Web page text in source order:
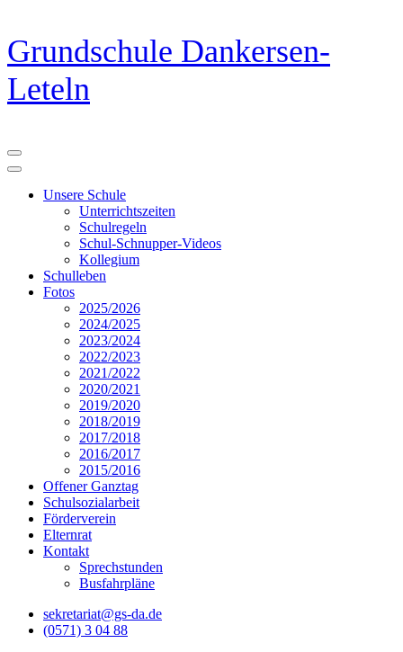
Zum
Inhalt
springen
(Eingabetaste
drücken)
Grundschule Dankersen-
Leteln
Unsere Schule
Unterrichtszeiten
Schulregeln
Schul-Schnupper-Videos
Kollegium
Schulleben
Fotos
2025/2026
2024/2025
2023/2024
2022/2023
2021/2022
2020/2021
2019/2020
2018/2019
2017/2018
2016/2017
2015/2016
Offener Ganztag
Schulsozialarbeit
Förderverein
Elternrat
Kontakt
Sprechstunden
Busfahrpläne
sekretariat@gs-da.de
(0571) 3 04 88